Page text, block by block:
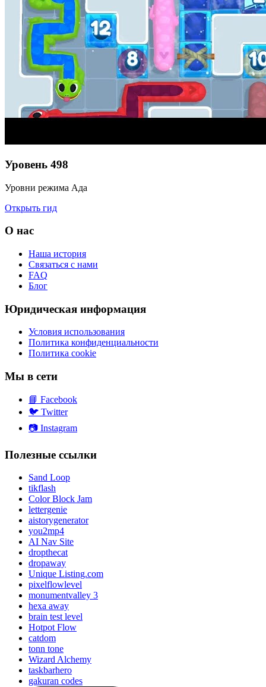
Уровень 498
Уровни режима Ада
Открыть гид
О нас
Наша история
Связаться с нами
FAQ
Блог
Юридическая информация
Условия использования
Политика конфиденциальности
Политика cookie
Мы в сети
📘 Facebook
🐦 Twitter
📷 Instagram
Полезные ссылки
Sand Loop
tikflash
Color Block Jam
lettergenie
aistorygenerator
you2mp4
AI Nav Site
dropthecat
dropaway
Unique Listing.com
pixelflowlevel
monumentvalley 3
hexa away
brain test level
Hotpot Flow
catdom
tonn tone
Wizard Alchemy
taskbarhero
gakuran codes